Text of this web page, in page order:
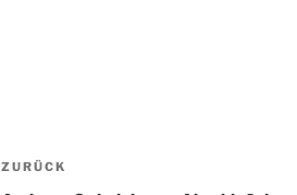
Beitragsnavigation
Vorheriger
ZURÜCK